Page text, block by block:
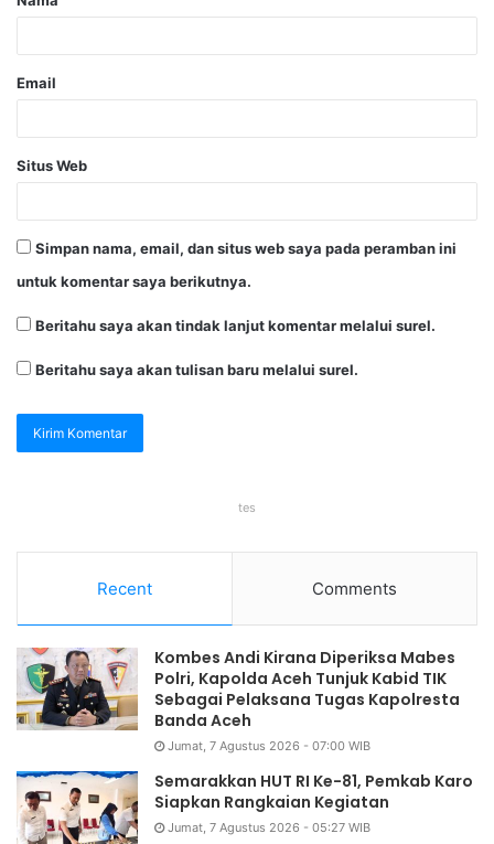
Email
Situs Web
Simpan nama, email, dan situs web saya pada peramban ini
untuk komentar saya berikutnya.
Beritahu saya akan tindak lanjut komentar melalui surel.
Beritahu saya akan tulisan baru melalui surel.
tes
Recent Comments
Kombes Andi Kirana Diperiksa Mabes
Polri, Kapolda Aceh Tunjuk Kabid TIK
Sebagai Pelaksana Tugas Kapolresta
Banda Aceh
Jumat, 7 Agustus 2026 - 07:00 WIB
Semarakkan HUT RI Ke-81, Pemkab Karo
Siapkan Rangkaian Kegiatan
Jumat, 7 Agustus 2026 - 05:27 WIB